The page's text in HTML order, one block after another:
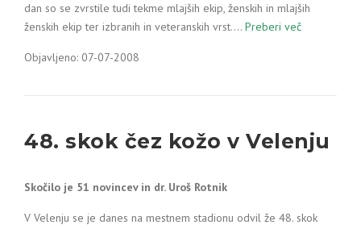
dan so se zvrstile tudi tekme mlajših ekip, ženskih in mlajših
ženskih ekip ter izbranih in veteranskih vrst.… Preberi več
Objavljeno: 07-07-2008
48. skok čez kožo v Velenju
Skočilo je 51 novincev in dr. Uroš Rotnik
V Velenju se je danes na mestnem stadionu odvil že 48. skok